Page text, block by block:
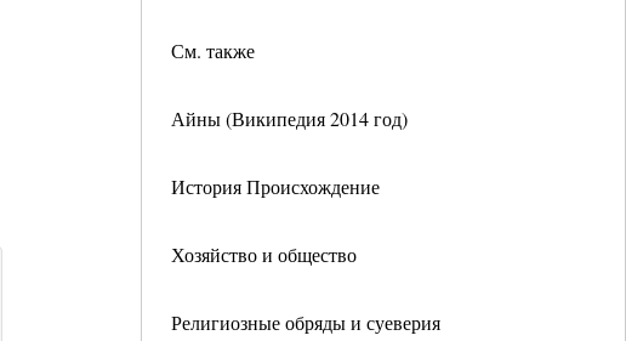
См. также
Айны (Википедия 2014 год)
История Происхождение
Хозяйство и общество
Религиозные обряды и суеверия